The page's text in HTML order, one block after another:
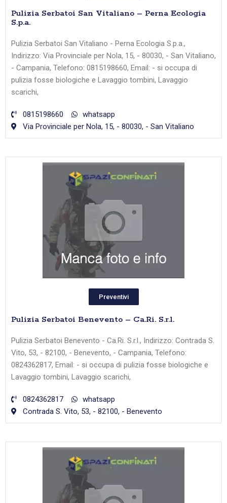
Pulizia Serbatoi San Vitaliano – Perna Ecologia
S.p.a.
Pulizia Serbatoi San Vitaliano - Perna Ecologia S.p.a.,
Indirizzo: Via Provinciale per Nola, 15, - 80030, - San Vitaliano,
- Campania, Telefono: 0815198660, Email: - si occupa di
pulizia fosse biologiche e Lavaggio tombini, Lavaggio
scarichi,
0815198660
whatsapp
Via Provinciale per Nola, 15, - 80030, - San Vitaliano
Preventivi
Pulizia Serbatoi Benevento – Ca.Ri. S.r.l.
Pulizia Serbatoi Benevento - Ca.Ri. S.r.l., Indirizzo: Contrada S.
Vito, 53, - 82100, - Benevento, - Campania, Telefono:
0824362817, Email: - si occupa di pulizia fosse biologiche e
Lavaggio tombini, Lavaggio scarichi,
0824362817
whatsapp
Contrada S. Vito, 53, - 82100, - Benevento